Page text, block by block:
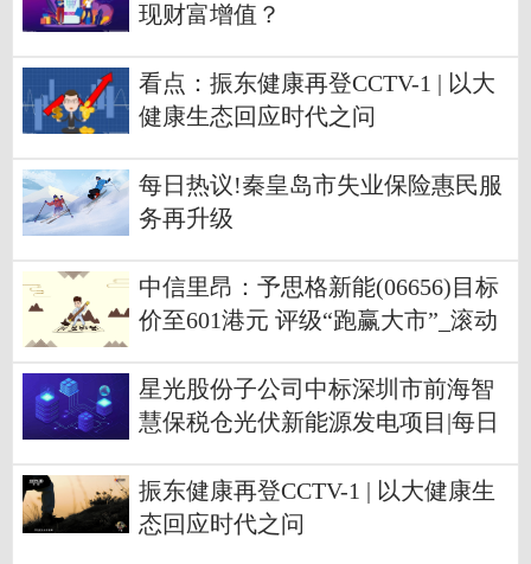
现财富增值？
看点：振东健康再登CCTV-1 | 以大
健康生态回应时代之问
每日热议!秦皇岛市失业保险惠民服
务再升级
中信里昂：予思格新能(06656)目标
价至601港元 评级“跑赢大市”_滚动
星光股份子公司中标深圳市前海智
慧保税仓光伏新能源发电项目|每日
振东健康再登CCTV-1 | 以大健康生
态回应时代之问